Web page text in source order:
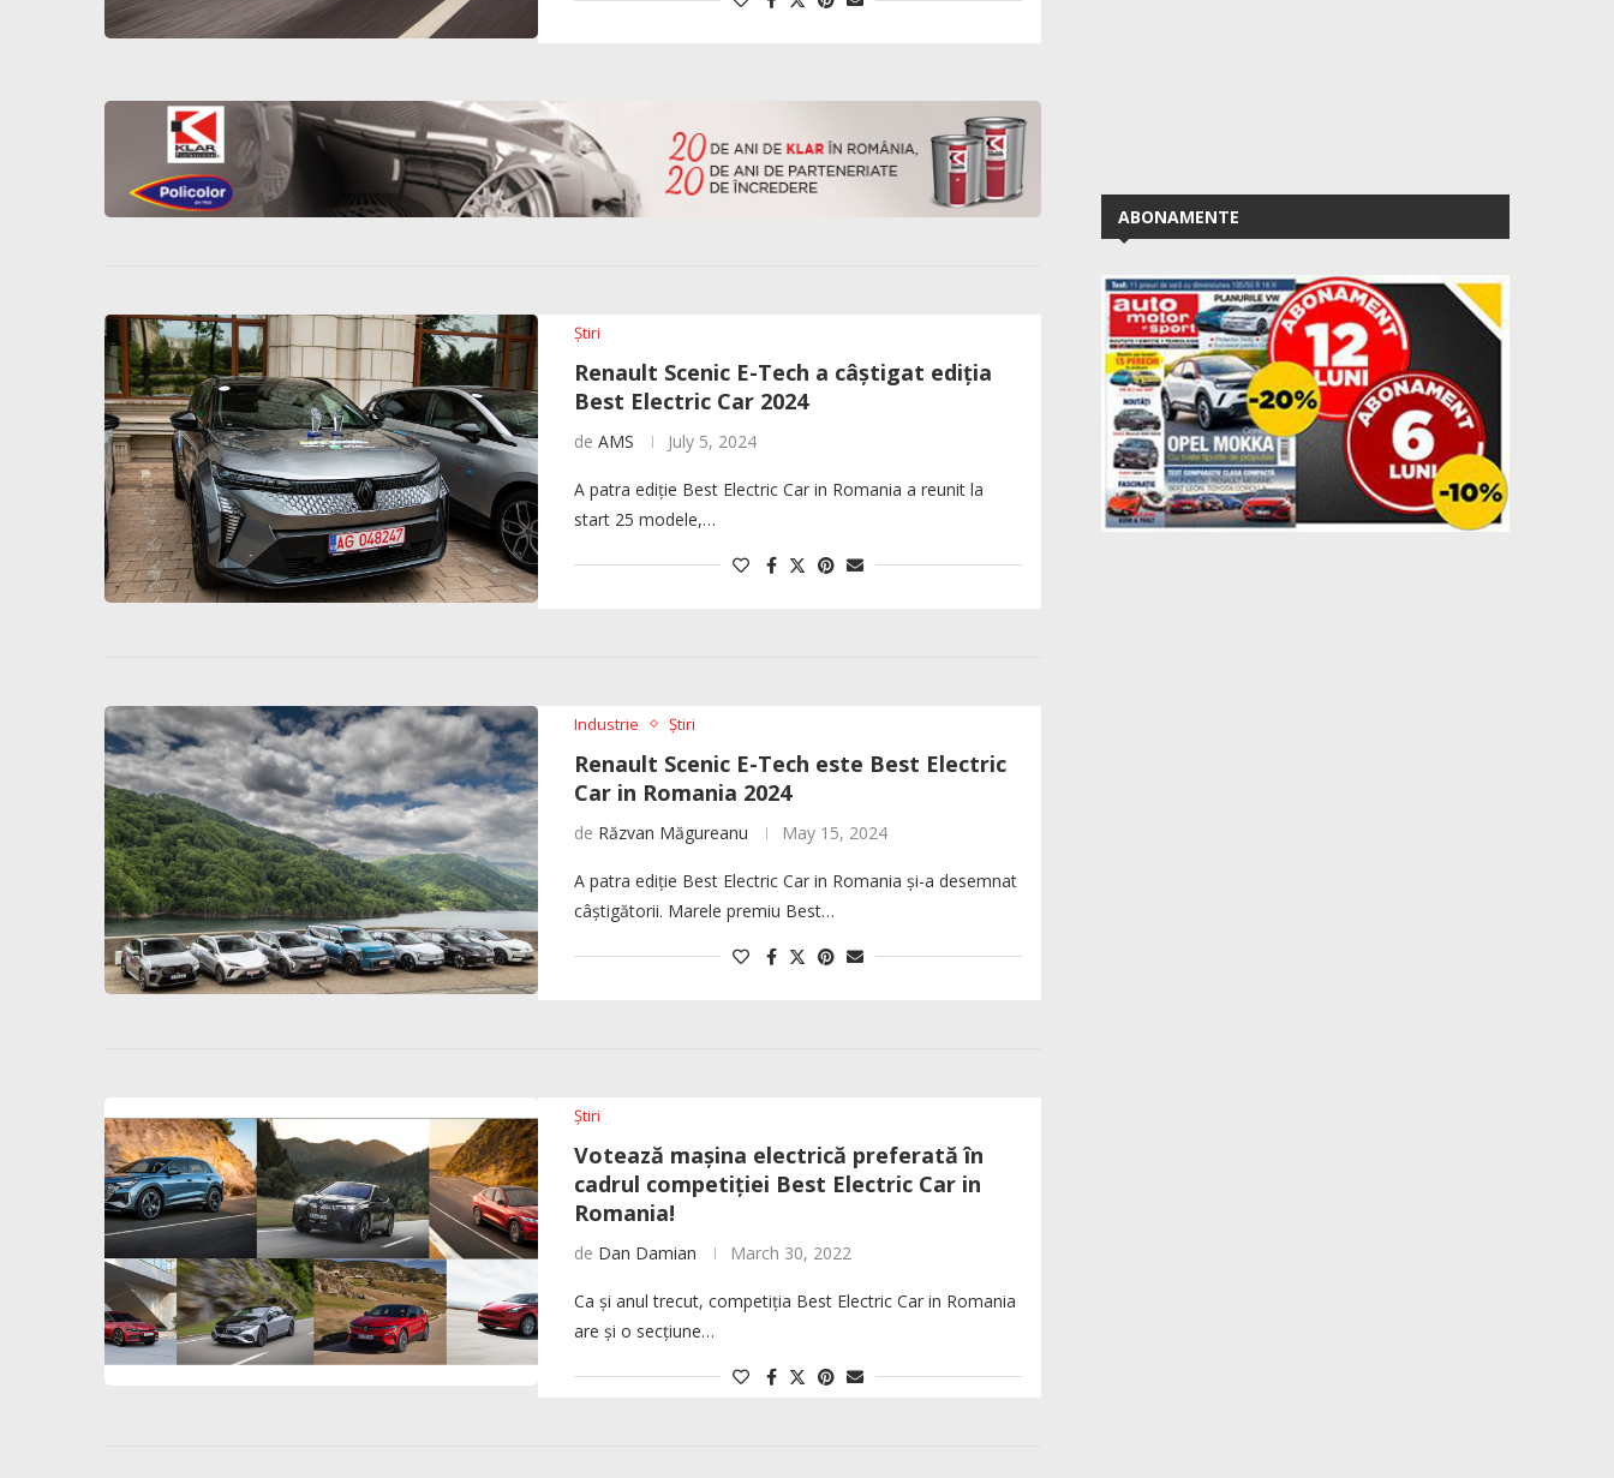
Știri
Renault Scenic E-Tech a câștigat ediția
Best Electric Car 2024
de AMS July 5, 2024
A patra ediție Best Electric Car in Romania a reunit la
start 25 modele,…
Industrie Știri
Renault Scenic E-Tech este Best Electric
Car in Romania 2024
de Răzvan Măgureanu May 15, 2024
A patra ediție Best Electric Car in Romania și-a desemnat
câștigătorii. Marele premiu Best…
Știri
Votează mașina electrică preferată în
cadrul competiției Best Electric Car in
Romania!
de Dan Damian March 30, 2022
Ca și anul trecut, competiția Best Electric Car in Romania
are și o secțiune…
ABONAMENTE